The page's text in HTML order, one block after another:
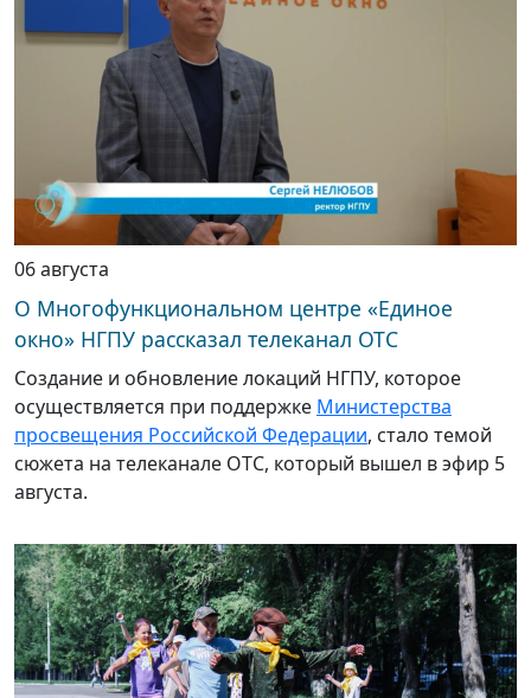
06 августа
О Многофункциональном центре «Единое
окно» НГПУ рассказал телеканал ОТС
Создание и обновление локаций НГПУ, которое
осуществляется при поддержке Министерства
просвещения Российской Федерации, стало темой
сюжета на телеканале ОТС, который вышел в эфир 5
августа.